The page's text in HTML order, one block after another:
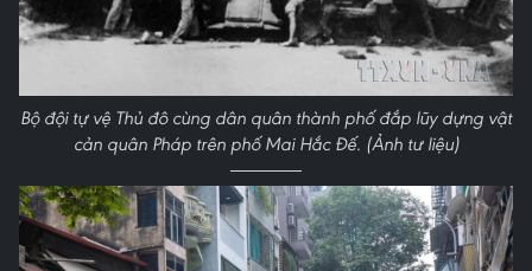
Bộ đội tự vệ Thủ đô cùng dân quân thành phố đắp lũy dựng vật
cản quân Pháp trên phố Mai Hắc Đế. (Ảnh tư liệu)